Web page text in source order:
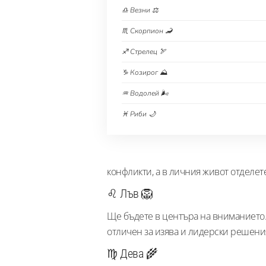
♎ Везни ⚖️
♏ Скорпион 🦂
♐ Стрелец 🏹
♑ Козирог ⛰️
♒ Водолей 🌬️
♓ Риби 🌙
конфликти, а в личния живот
♌ Лъв 🦁
Ще бъдете в центъра на
отличен за изява и лидерски
♍ Дева 🌾